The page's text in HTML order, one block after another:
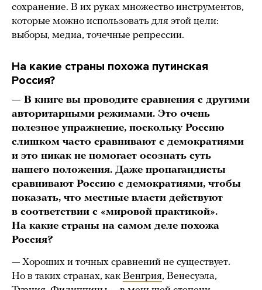
сохранение. В их руках множество инструментов,
которые можно использовать для этой цели:
выборы, медиа, точечные репрессии.
На какие страны похожа путинская
Россия?
— В книге вы проводите сравнения с другими
авторитарными режимами. Это очень
полезное упражнение, поскольку Россию
слишком часто сравнивают с демократиями
и это никак не помогает осознать суть
нашего положения. Даже пропагандисты
сравнивают Россию с демократиями, чтобы
показать, что местные власти действуют
в соответствии с «мировой практикой».
На какие страны на самом деле похожа
Россия?
— Хороших и точных сравнений не существует.
Но в таких странах, как Венгрия, Венесуэла,